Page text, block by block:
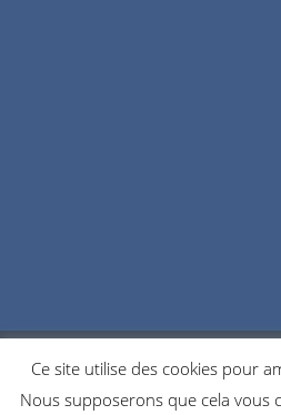
POLITIQUE DE
NOUS
Ce site utilise des cookies pour
Nous supposerons que cela vous